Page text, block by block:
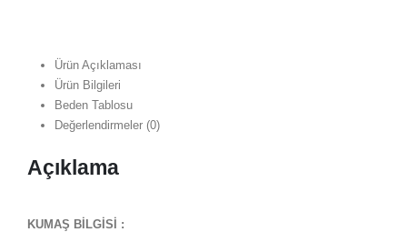
Ürün Açıklaması
Ürün Bilgileri
Beden Tablosu
Değerlendirmeler (0)
Açıklama
KUMAŞ BİLGİSİ :